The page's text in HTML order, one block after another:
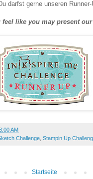
darfst gerne unseren
like you may present
AM
Challenge Stampin Up
Startseite